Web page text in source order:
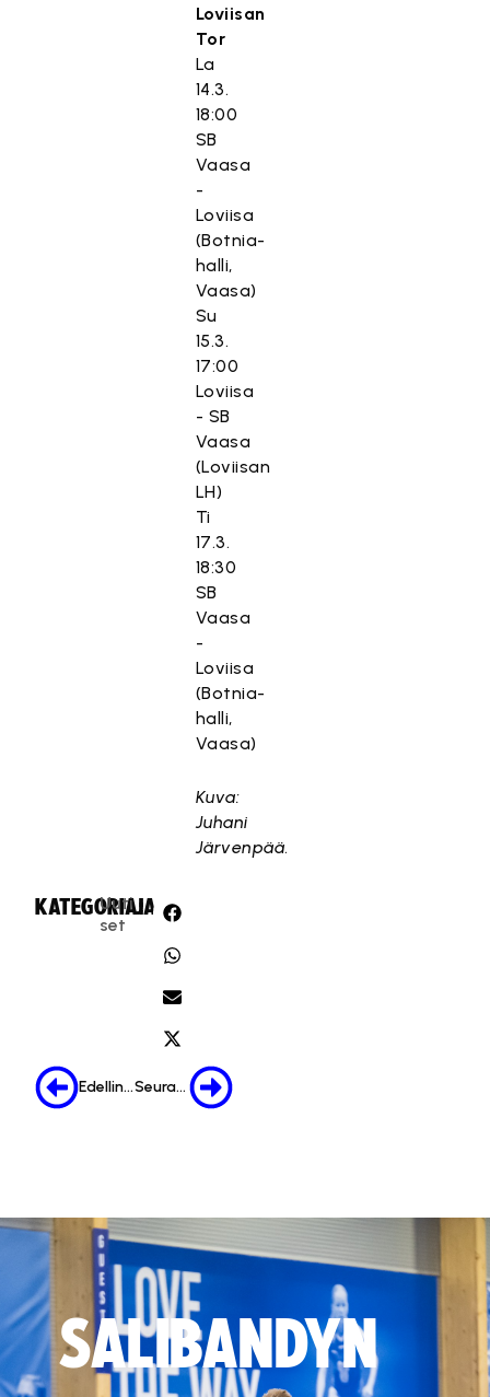
Loviisan
Tor
La
14.3.
18:00
SB
Vaasa
-
Loviisa
(Botnia-
halli,
Vaasa)
Su
15.3.
17:00
Loviisa
- SB
Vaasa
(Loviisan
LH)
Ti
17.3.
18:30
SB
Vaasa
-
Loviisa
(Botnia-
halli,
Vaasa)
Kuva:
Juhani
Järvenpää.
KATEGORIA:
Uuti
set
JAA:
Edellinen Seuraava
SALIBANDYN